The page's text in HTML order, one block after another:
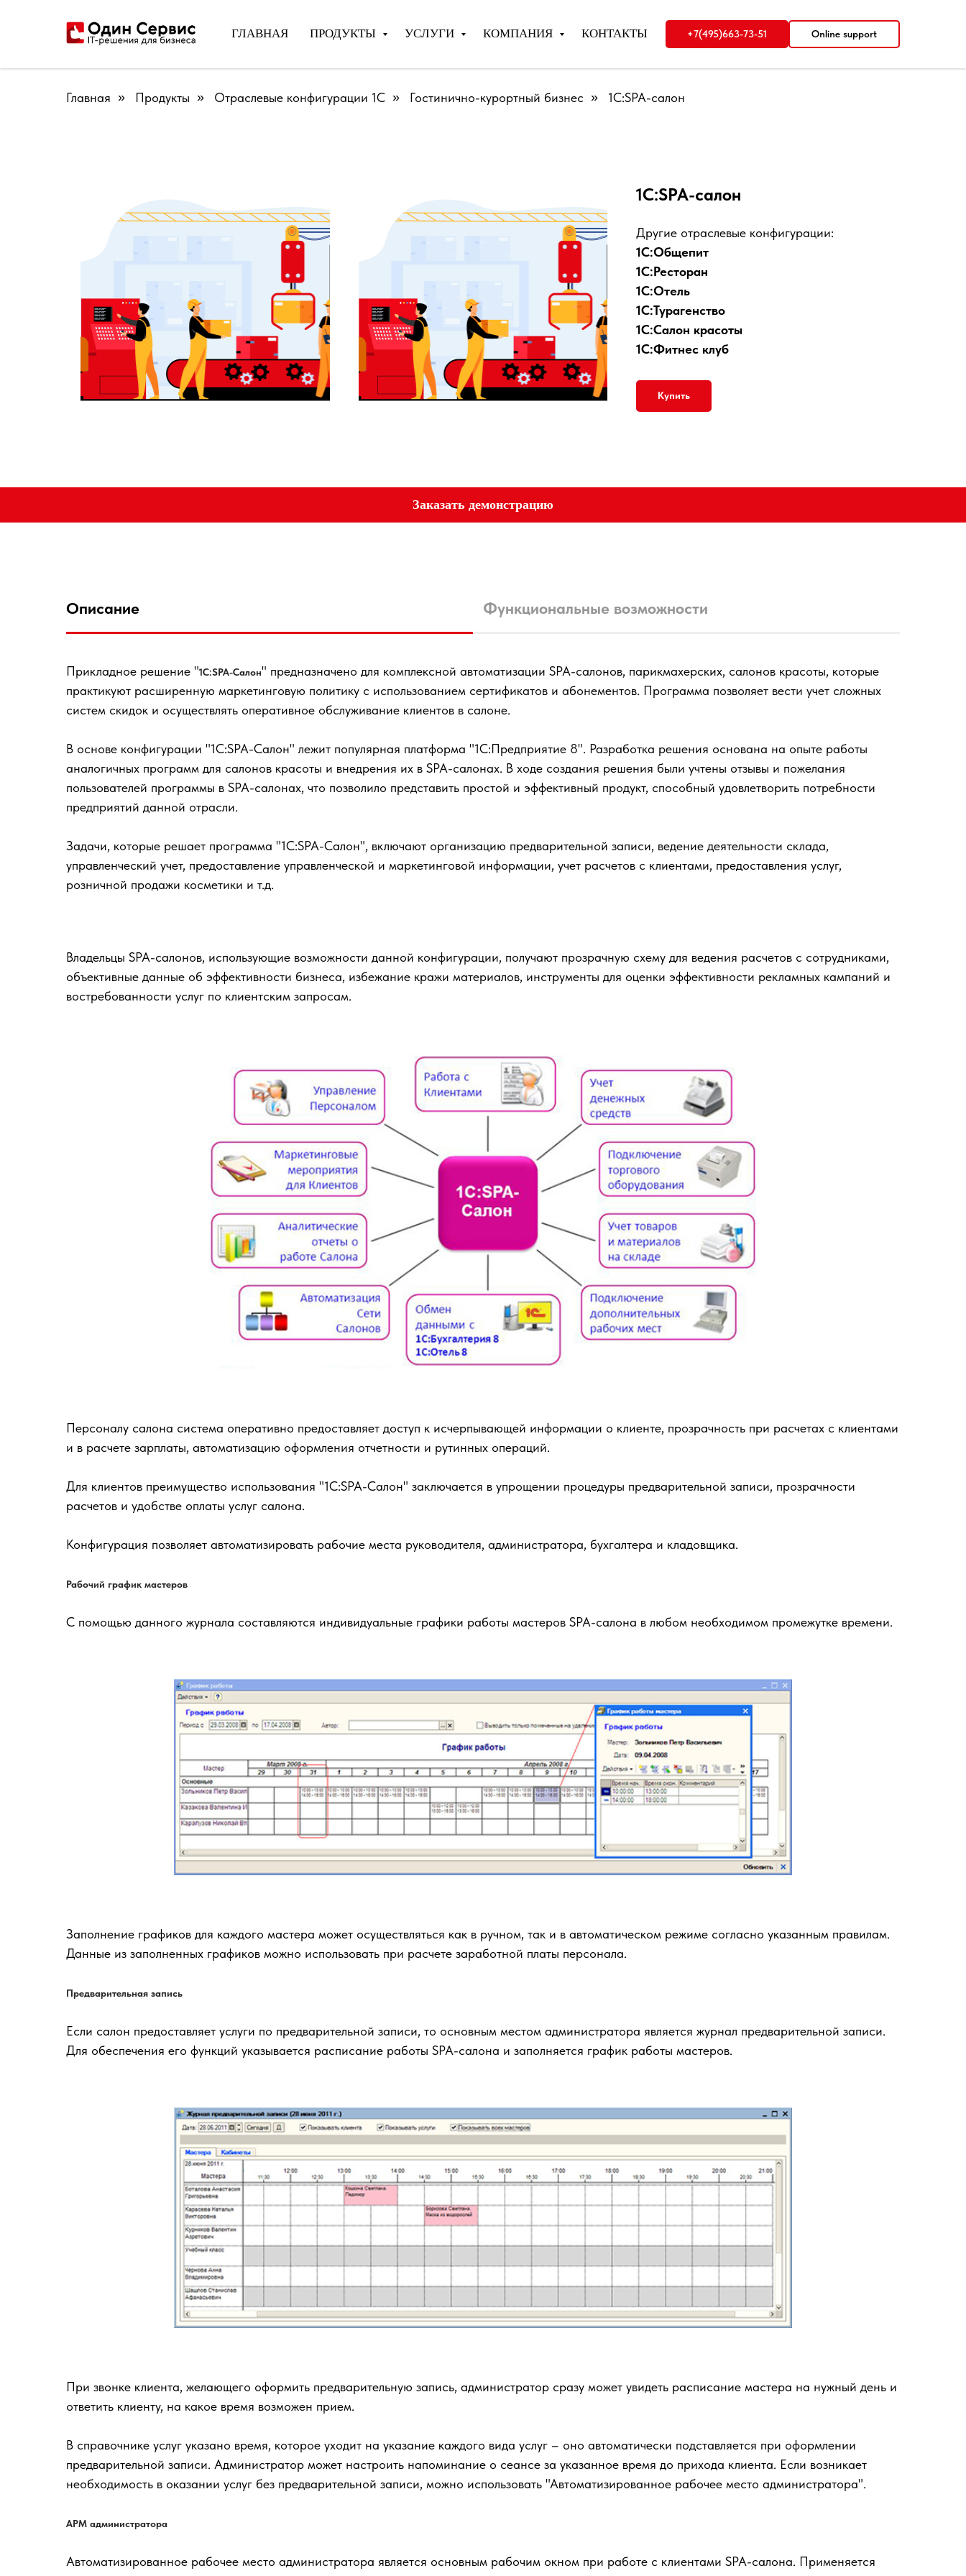
ГЛАВНАЯ ПРОДУКТЫ УСЛУГИ КОМПАНИЯ КОНТАКТЫ +7(495)663-73-51 Online support
Главная » Продукты » Отраслевые конфигурации 1С » Гостинично-курортный бизнес » 1С:SPA-салон
1С:SPA-салон
Другие отраслевые конфигурации:
1С:Общепит
1С:Ресторан
1С:Отель
1С:Турагенство
1С:Салон красоты
1С:Фитнес клуб
Купить
Заказать демонстрацию
Описание Функциональные возможности
Прикладное решение "1С:SPA-Салон" предназначено для комплексной автоматизации SPA-салонов, парикмахерских, салонов красоты, которые
практикуют расширенную маркетинговую политику с использованием сертификатов и абонементов. Программа позволяет вести учет сложных
систем скидок и осуществлять оперативное обслуживание клиентов в салоне.
В основе конфигурации "1С:SPA-Салон" лежит популярная платформа "1С:Предприятие 8". Разработка решения основана на опыте работы
аналогичных программ для салонов красоты и внедрения их в SPA-салонах. В ходе создания решения были учтены отзывы и пожелания
пользователей программы в SPA-салонах, что позволило представить простой и эффективный продукт, способный удовлетворить потребности
предприятий данной отрасли.
Задачи, которые решает программа "1С:SPA-Салон", включают организацию предварительной записи, ведение деятельности склада,
управленческий учет, предоставление управленческой и маркетинговой информации, учет расчетов с клиентами, предоставления услуг,
розничной продажи косметики и т.д.
Владельцы SPA-салонов, использующие возможности данной конфигурации, получают прозрачную схему для ведения расчетов с сотрудниками,
объективные данные об эффективности бизнеса, избежание кражи материалов, инструменты для оценки эффективности рекламных кампаний и
востребованности услуг по клиентским запросам.
Персоналу салона система оперативно предоставляет доступ к исчерпывающей информации о клиенте, прозрачность при расчетах с клиентами
и в расчете зарплаты, автоматизацию оформления отчетности и рутинных операций.
Для клиентов преимущество использования "1С:SPA-Салон" заключается в упрощении процедуры предварительной записи, прозрачности
расчетов и удобстве оплаты услуг салона.
Конфигурация позволяет автоматизировать рабочие места руководителя, администратора, бухгалтера и кладовщика.
Рабочий график мастеров
С помощью данного журнала составляются индивидуальные графики работы мастеров SPA-салона в любом необходимом промежутке времени.
Заполнение графиков для каждого мастера может осуществляться как в ручном, так и в автоматическом режиме согласно указанным правилам.
Данные из заполненных графиков можно использовать при расчете заработной платы персонала.
Предварительная запись
Если салон предоставляет услуги по предварительной записи, то основным местом администратора является журнал предварительной записи.
Для обеспечения его функций указывается расписание работы SPA-салона и заполняется график работы мастеров.
При звонке клиента, желающего оформить предварительную запись, администратор сразу может увидеть расписание мастера на нужный день и
ответить клиенту, на какое время возможен прием.
В справочнике услуг указано время, которое уходит на указание каждого вида услуг – оно автоматически подставляется при оформлении
предварительной записи. Администратор может настроить напоминание о сеансе за указанное время до прихода клиента. Если возникает
необходимость в оказании услуг без предварительной записи, можно использовать "Автоматизированное рабочее место администратора".
АРМ администратора
Автоматизированное рабочее место администратора является основным рабочим окном при работе с клиентами SPA-салона. Применяется